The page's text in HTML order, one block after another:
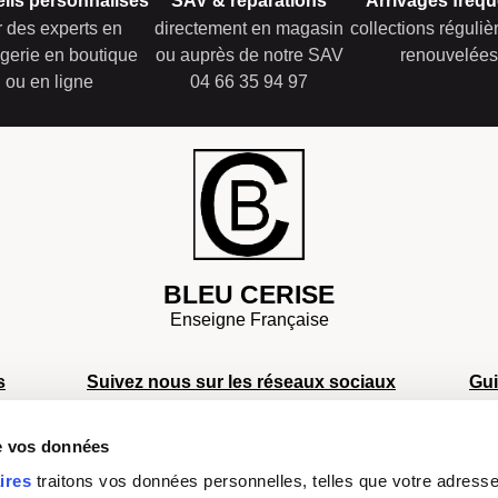
vos données
traitons vos données personnelles, telles que votre
des experts en
en boutique
ou en ligne
directement en magasin
ou auprès de notre SAV
04 66 35 94 97
collections
renouvelées
BLEU CERISE
Enseigne Française
Suivez nous sur les réseaux sociaux
Facebook Instagram TikTok Youtube